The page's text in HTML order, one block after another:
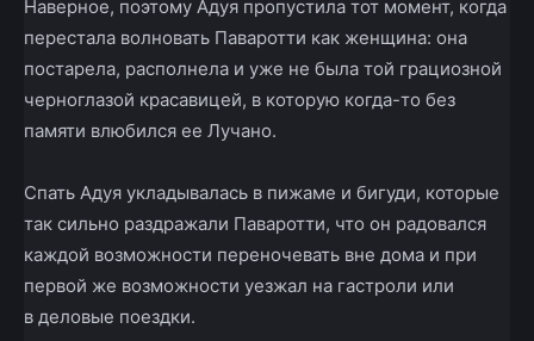
Наверное, поэтому Адуя пропустила тот момент, когда
перестала волновать Паваротти как женщина: она
постарела, располнела и уже не была той грациозной
черноглазой красавицей, в которую когда­-то без
памяти влюбился ее Лучано.
Спать Адуя укладывалась в пижаме и бигуди, которые
так сильно раздражали Паваротти, что он радовался
каждой возможности переночевать вне дома и при
первой же возможности уезжал на гастроли или
в деловые поездки.